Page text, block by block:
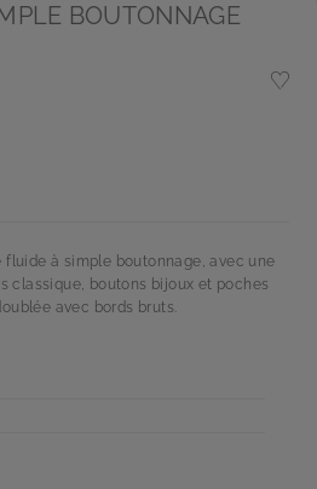
BOUTONNAGE
fluide à simple boutonnage, avec une
classique, boutons bijoux et poches
avec bords bruts.